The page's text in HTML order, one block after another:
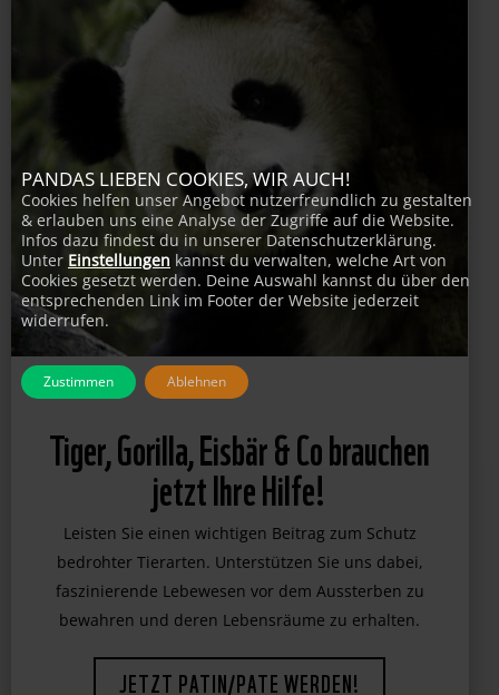
Tiger, Gorilla, Eisbär & Co brauchen
jetzt Ihre Hilfe!
Leisten Sie einen wichtigen Beitrag zum Schutz
bedrohter Tierarten. Unterstützen Sie uns dabei,
faszinierende Lebewesen vor dem Aussterben zu
PANDAS LIEBEN COOKIES, WIR AUCH!
Cookies helfen unser Angebot nutzerfreundlich zu gestalten
& erlauben uns eine Analyse der Zugriffe auf die Website.
Infos dazu findest du in unserer Datenschutzerklärung.
Unter Einstellungen kannst du verwalten, welche Art von
Cookies gesetzt werden. Deine Auswahl kannst du über den
entsprechenden Link im Footer der Website jederzeit
widerrufen.
Zustimmen Ablehnen